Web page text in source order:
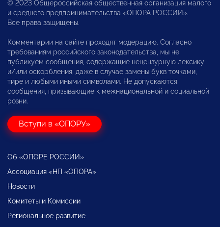
© 2023 Общероссийская общественная организация малого
и среднего предпринимательства «ОПОРА РОССИИ».
Все права защищены.
Комментарии на сайте проходят модерацию. Согласно
требованиям российского законодательства, мы не
публикуем сообщения, содержащие нецензурную лексику
и/или оскорбления, даже в случае замены букв точками,
тире и любыми иными символами. Не допускаются
сообщения, призывающие к межнациональной и социальной
розни.
Вступи в «ОПОРУ»
Об «ОПОРЕ РОССИИ»
Ассоциация «НП «ОПОРА»
Новости
Комитеты и Комиссии
Региональное развитие